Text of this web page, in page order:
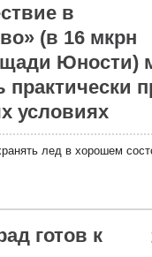
в
(в 16 мкрн
Юности)
практически
условиях
лед в хорошем
готов к